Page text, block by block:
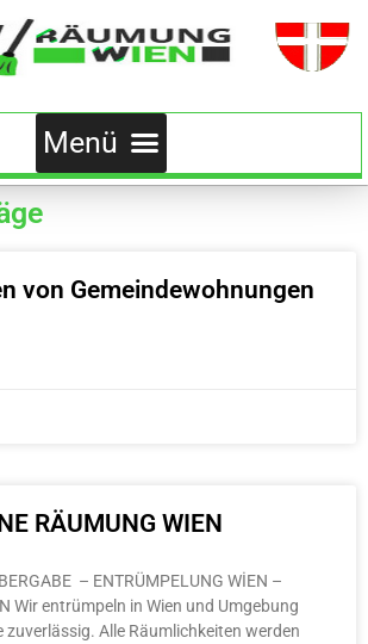
von Gemeindewohnungen
RÄUMUNG WIEN
– ENTRÜMPELUNG WİEN –
Wir entrümpeln in Wien und Umgebung
Alle Räumlichkeiten werden